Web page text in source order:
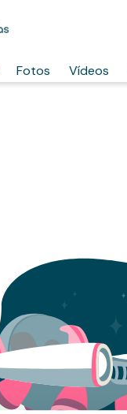
Fotos Vídeos